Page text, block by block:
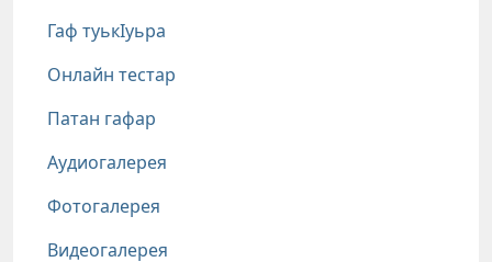
Гаф туькIуьра
Онлайн тестар
Патан гафар
Аудиогалерея
Фотогалерея
Видеогалерея